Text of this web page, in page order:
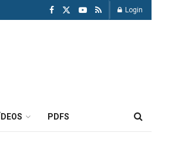
Login
PDFS